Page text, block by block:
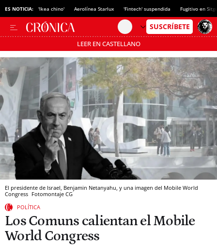
ES NOTICIA: 'Ikea chino' Aerolínea Starlux 'Fintech' suspendida Fugitivo en
LEER EN CASTELLANO
Pásate al MODO AHORRO
El presidente de Israel, Benjamin Netanyahu, y una imagen del Mobile World
Congress Fotomontaje CG
POLÍTICA
Los Comuns calientan el Mobile
World Congress